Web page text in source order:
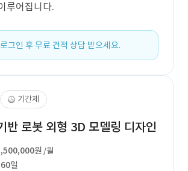
루어집니다.
로그인 후 무료 견적 상담 받으세요.
기간제
로봇 외형 3D 모델링 디자인
원 /월
일